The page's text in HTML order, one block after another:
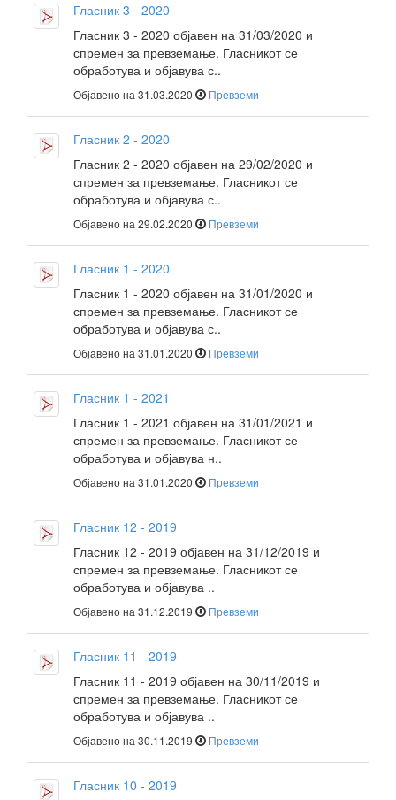
Гласник 3 - 2020
Гласник 3 - 2020 објавен на 31/03/2020 и
спремен за превземање. Гласникот се
обработува и објавува с..
Објавено на 31.03.2020 Превземи
Гласник 2 - 2020
Гласник 2 - 2020 објавен на 29/02/2020 и
спремен за превземање. Гласникот се
обработува и објавува с..
Објавено на 29.02.2020 Превземи
Гласник 1 - 2020
Гласник 1 - 2020 објавен на 31/01/2020 и
спремен за превземање. Гласникот се
обработува и објавува с..
Објавено на 31.01.2020 Превземи
Гласник 1 - 2021
Гласник 1 - 2021 објавен на 31/01/2021 и
спремен за превземање. Гласникот се
обработува и објавува н..
Објавено на 31.01.2020 Превземи
Гласник 12 - 2019
Гласник 12 - 2019 објавен на 31/12/2019 и
спремен за превземање. Гласникот се
обработува и објавува ..
Објавено на 31.12.2019 Превземи
Гласник 11 - 2019
Гласник 11 - 2019 објавен на 30/11/2019 и
спремен за превземање. Гласникот се
обработува и објавува ..
Објавено на 30.11.2019 Превземи
Гласник 10 - 2019